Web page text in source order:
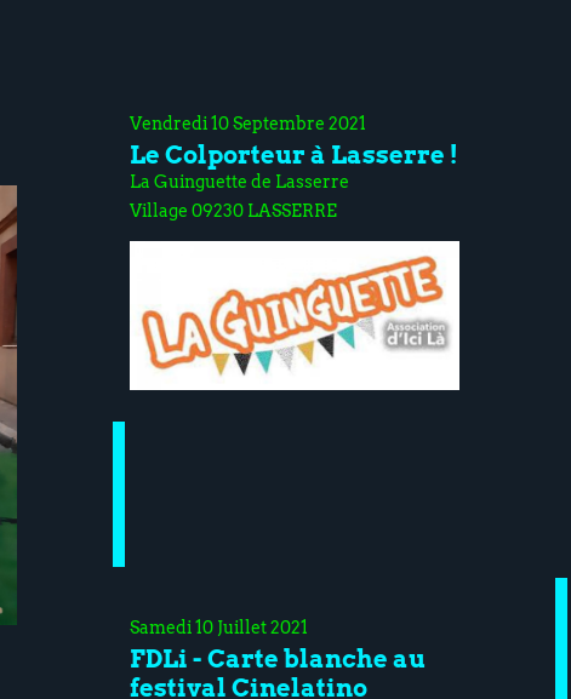
Vendredi 10 Septembre 2021
Le Colporteur à Lasserre !
La Guinguette de Lasserre
Village 09230 LASSERRE
Samedi 10 Juillet 2021
FDLi - Carte blanche au
festival Cinelatino